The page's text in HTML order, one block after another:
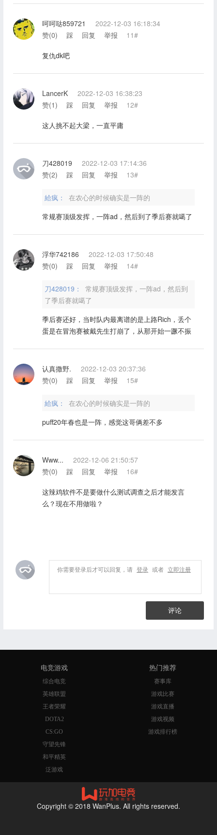
呵呵哒859721
2022-12-03 16:18:34
赞(0) 踩 回复 举报 11#
复仇dk吧
LancerK
2022-12-03 16:38:23
赞(1) 踩 回复 举报 12#
这人挑不起大梁，一直平庸
刀428019
2022-12-03 17:14:36
赞(2) 踩 回复 举报 13#
給疯：
在农心的时候确实是一阵的
常规赛顶级发挥，一阵ad，然后到了季后赛就噶了
浮华742186
2022-12-03 17:50:48
赞(0) 踩 回复 举报 14#
刀428019：
常规赛顶级发挥，一阵ad，然后到
了季后赛就噶了
季后赛还好，当时队内最离谱的是上路Rich，丢个
蛋是在冒泡赛被戴先生打崩了，从那开始一蹶不振
认真撒野.
2022-12-03 20:37:36
赞(0) 踩 回复 举报 15#
給疯：
在农心的时候确实是一阵的
puff20年春也是一阵，感觉这哥俩差不多
Www...
2022-12-06 21:50:57
赞(0) 踩 回复 举报 16#
这辣鸡软件不是要做什么测试调查之后才能发言
么？现在不用做啦？
你需要登录后才可以回复，请 登录 或者 立即注册
评论
电竞游戏
综合电竞
英雄联盟
王者荣耀
DOTA2
CS:GO
守望先锋
和平精英
泛游戏
热门推荐
赛事库
游戏比赛
游戏直播
游戏视频
游戏排行榜
Copyright © 2018 WanPlus. All rights reserved.